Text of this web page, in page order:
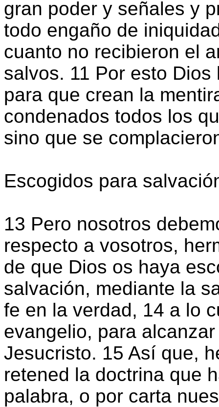
gran poder y señales y
todo engaño de
cuanto no recibieron el
salvos. 11 Por esto
para que crean la
condenados todos los
sino que se
Escogidos para
13 Pero nosotros
respecto a vosotros,
de que Dios os haya
salvación, mediante la
fe en la verdad, 14 a lo
evangelio, para
Jesucristo. 15 Así que,
retened la doctrina que
palabra, o por carta